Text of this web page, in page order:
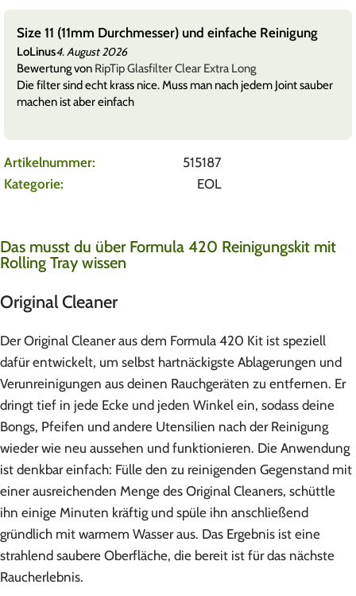
Size 11 (11mm Durchmesser) und einfache Reinigung
LoLinus4. August 2026
Bewertung von RipTip Glasfilter Clear Extra Long
Die filter sind echt krass nice. Muss man nach jedem Joint sauber
machen ist aber einfach
Artikelnummer:
515187
Kategorie:
EOL
Das musst du über Formula 420 Reinigungskit mit
Rolling Tray wissen
Original Cleaner
Der Original Cleaner aus dem Formula 420 Kit ist speziell
dafür entwickelt, um selbst hartnäckigste Ablagerungen und
Verunreinigungen aus deinen Rauchgeräten zu entfernen. Er
dringt tief in jede Ecke und jeden Winkel ein, sodass deine
Bongs, Pfeifen und andere Utensilien nach der Reinigung
wieder wie neu aussehen und funktionieren. Die Anwendung
ist denkbar einfach: Fülle den zu reinigenden Gegenstand mit
einer ausreichenden Menge des Original Cleaners, schüttle
ihn einige Minuten kräftig und spüle ihn anschließend
gründlich mit warmem Wasser aus. Das Ergebnis ist eine
strahlend saubere Oberfläche, die bereit ist für das nächste
Raucherlebnis.